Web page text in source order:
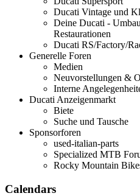
Ducati Vintage und
Deine Ducati -
Restaurationen
Ducati RS/Factory/
Generelle Foren
Medien
Neuvorstellungen &
Interne
Ducati Anzeigenmarkt
Biete
Suche und Tausche
Sponsorforen
used-italian-parts
Specialized MTB
Rocky Mountain
Calendars